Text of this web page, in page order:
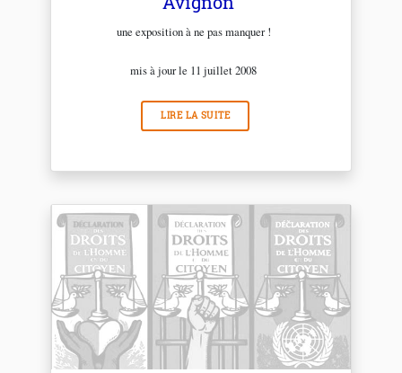
une exposition à ne pas manquer !
mis à jour le 11 juillet 2008
LIRE LA SUITE